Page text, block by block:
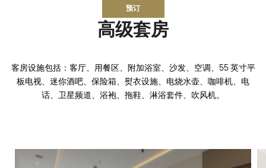
预订
高级套房
客房设施包括：客厅、用餐区、附加浴室、沙发、空调、55 英寸平
板电视、迷你酒吧、保险箱、熨衣设施、电烧水壶、咖啡机、电
话、卫星频道、浴袍、拖鞋、淋浴套件、吹风机。